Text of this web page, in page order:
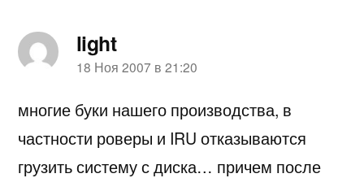
light
пишет:
18 Ноя 2007 в 21:20
многие буки нашего производства, в
частности роверы и IRU отказываются
грузить систему с диска… причем после